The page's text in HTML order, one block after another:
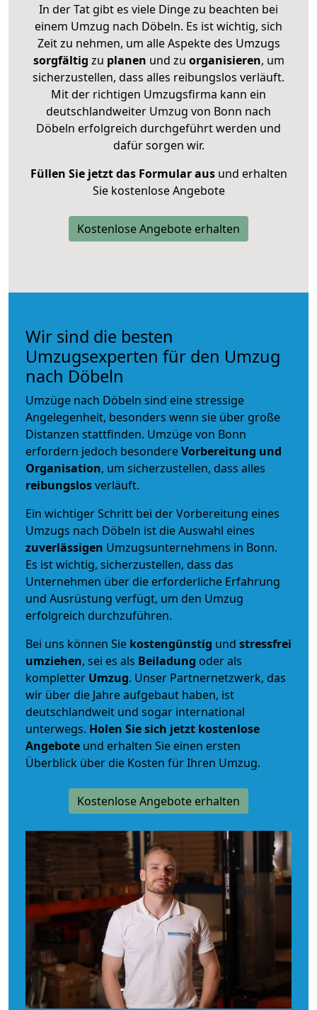
In der Tat gibt es viele Dinge zu beachten bei
einem Umzug nach Döbeln. Es ist wichtig, sich
Zeit zu nehmen, um alle Aspekte des Umzugs
sorgfältig zu planen und zu organisieren, um
sicherzustellen, dass alles reibungslos verläuft.
Mit der richtigen Umzugsfirma kann ein
deutschlandweiter Umzug von Bonn nach
Döbeln erfolgreich durchgeführt werden und
dafür sorgen wir.
Füllen Sie jetzt das Formular ausund erhalten
Sie kostenlose Angebote
Kostenlose Angebote erhalten
Wir sind die besten
Umzugsexperten für den Umzug
nach Döbeln
Umzüge nach Döbeln sind eine stressige
Angelegenheit, besonders wenn sie über große
Distanzen stattfinden. Umzüge von Bonn
erfordern jedoch besondereVorbereitung und
Organisation, um sicherzustellen, dass alles
reibungslosverläuft.
Ein wichtiger Schritt bei der Vorbereitung eines
Umzugs nach Döbeln ist die Auswahl eines
zuverlässigen Umzugsunternehmens in Bonn.
Es ist wichtig, sicherzustellen, dass das
Unternehmen über die erforderliche Erfahrung
und Ausrüstung verfügt, um den Umzug
erfolgreich durchzuführen.
Bei uns können Sie kostengünstig und stressfrei
umziehen, sei es als Beiladung oder als
kompletter Umzug. Unser Partnernetzwerk, das
wir über die Jahre aufgebaut haben, ist
deutschlandweit und sogar international
unterwegs. Holen Sie sich jetzt kostenlose
Angebote und erhalten Sie einen ersten
Überblick über die Kosten für Ihren Umzug.
Kostenlose Angebote erhalten